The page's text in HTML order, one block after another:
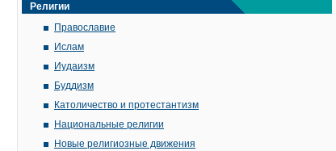
Религии
Православие
Ислам
Иудаизм
Буддизм
Католичество и протестантизм
Национальные религии
Новые религиозные движения